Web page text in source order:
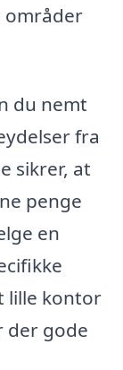
områder
du nemt
fra
sikrer, at
penge
en
lille kontor
der gode